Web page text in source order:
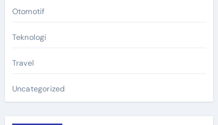
Otomotif
Teknologi
Travel
Uncategorized